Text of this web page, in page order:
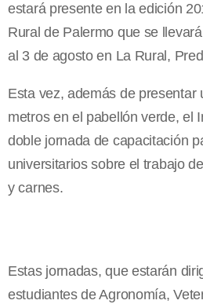
estará presente en la edición
Rural de Palermo que se
al 3 de agosto en La Rural,
Esta vez, además de presentar
metros en el pabellón verde, el
doble jornada de capacitación
universitarios sobre el trabajo
y carnes.
Estas jornadas, que estarán
estudiantes de Agronomía,